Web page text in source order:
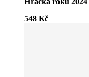
548 Kč